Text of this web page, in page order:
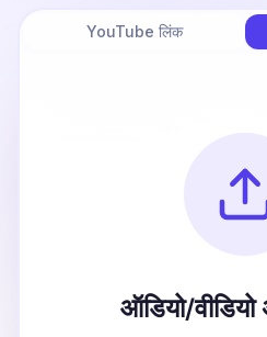
YouTube लिंक
ऑडियो/